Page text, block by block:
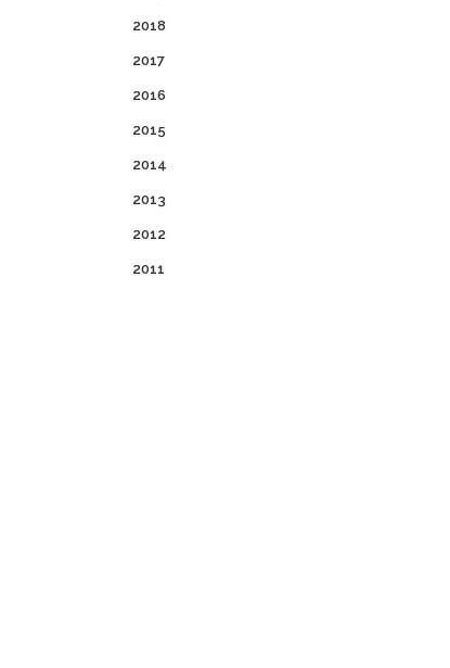
2018
2017
2016
2015
2014
2013
2012
2011